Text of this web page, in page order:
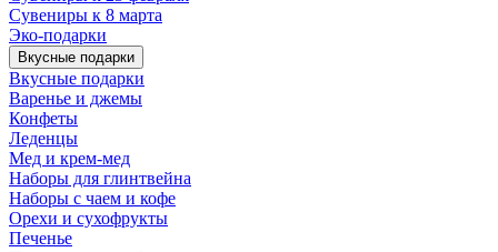
Сувениры к 8 марта
Эко-подарки
Вкусные подарки
Вкусные подарки
Варенье и джемы
Конфеты
Леденцы
Мед и крем-мед
Наборы для глинтвейна
Наборы с чаем и кофе
Орехи и сухофрукты
Печенье